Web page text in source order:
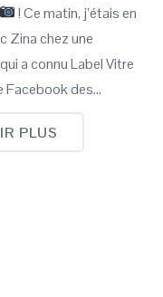
! Ce matin, j’étais en
Zina chez une
a connu Label Vitre
Facebook des…
PLUS